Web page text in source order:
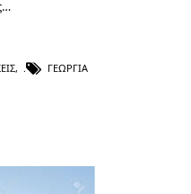
, ΓΕΩΡΓΊΑ